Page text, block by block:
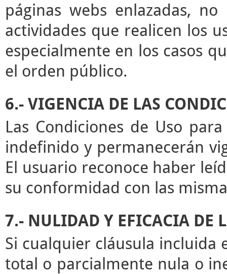
páginas webs enlazadas,
actividades que realicen los
especialmente en los casos
el orden público.
6.- VIGENCIA DE LAS
Las Condiciones de Uso
indefinido y permanecerán
El usuario reconoce haber
su conformidad con las
7.- NULIDAD Y EFICACIA DE
Si cualquier cláusula incluida
total o parcialmente nula o